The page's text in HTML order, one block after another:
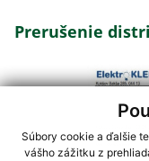
Súbory cookie a ďalšie
vášho zážitku z
Prerušenie